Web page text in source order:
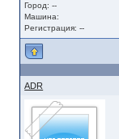
Город: --
Машина:
Регистрация: --
ADR